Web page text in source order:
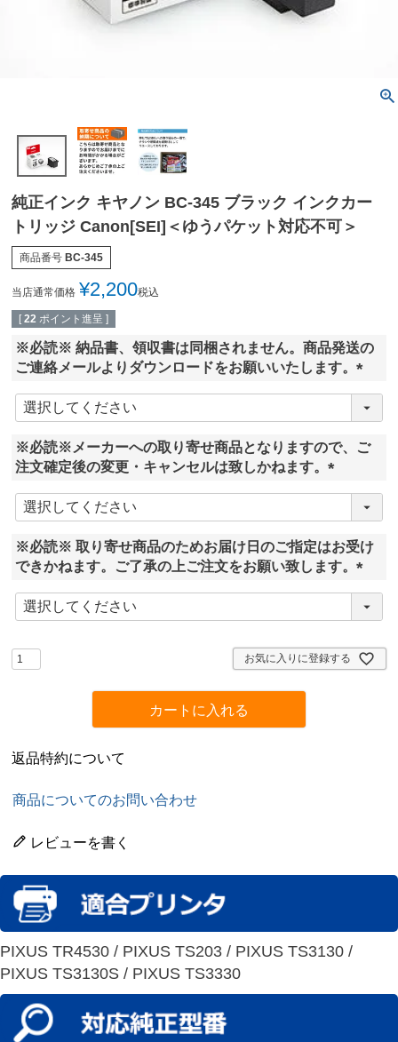
純正インク キヤノン BC-345 ブラック インクカー
トリッジ Canon[SEI]＜ゆうパケット対応不可＞
商品番号 BC-345
当店通常価格 ¥2,200税込
[ 22 ポイント進呈 ]
※必読※ 納品書、領収書は同梱されません。商品発送の
ご連絡メールよりダウンロードをお願いいたします。
(
必
)
※必読※メーカーへの取り寄せ商品となりますので、ご
注文確定後の変更・キャンセルは致しかねます。
(
)
※必読※ 取り寄せ商品のためお届け日のご指定はお受け
できかねます。ご了承の上ご注文をお願い致します。
(
必
)
お気に入りに登録する
カートに入れる
返品特約について
商品についてのお問い合わせ
レビューを書く
PIXUS TR4530 / PIXUS TS203 / PIXUS TS3130 /
PIXUS TS3130S / PIXUS TS3330